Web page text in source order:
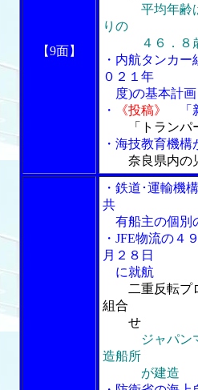
【9面】
平均年齢
りの
４６．８
・内航タンカ
０２１年
度)の基本計画
・
《投稿》
「
「トラン
・海技教育機
奈良県内の
・鉄道･運輸機
共
有船主の個別
・JFE物流の４
月２８日
に就航
二重反転プ
組合
せ
ジャパン
造船所
が建造